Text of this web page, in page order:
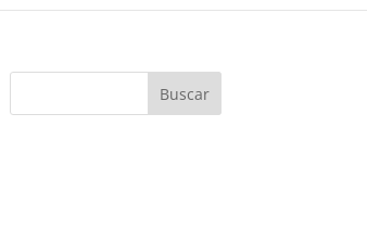
Buscar